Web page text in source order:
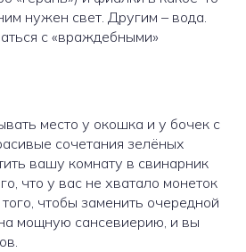
нужен свет. Другим – вода.
с «враждебными»
место у окошка и у бочек с
сочетания зелёных
вашу комнату в свинарник
что у вас не хватало монеток
чтобы заменить очередной
мощную сансевиерию, и вы